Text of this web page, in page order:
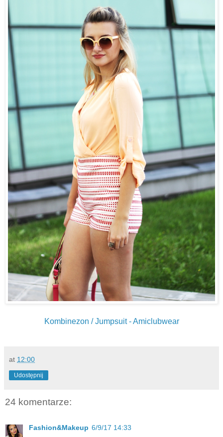
Kombinezon / Jumpsuit - Amiclubwear
at 12:00
Udostępnij
24 komentarze:
Fashion&Makeup 6/9/17 14:33